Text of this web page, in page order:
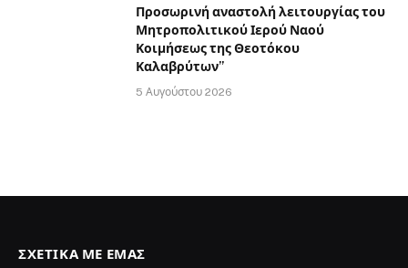
Προσωρινή αναστολή λειτουργίας του
Μητροπολιτικού Ιερού Ναού
Κοιμήσεως της Θεοτόκου
Καλαβρύτων”
5 Αυγούστου 2026
ΣΧΕΤΙΚΆ ΜΕ ΕΜΆΣ